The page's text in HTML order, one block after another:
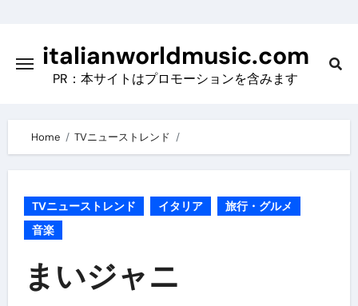
contentitalianworldmusic.com
PR：本サイトはプロモーションを含みます
Home TVニューストレンド
TVニューストレンド イタリア
旅行・グルメ
音楽
まいジャニ